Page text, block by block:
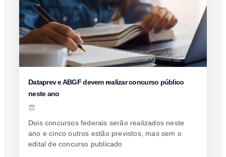
Dataprev e ABGF devem realizar concurso público
neste ano
Dois concursos federais serão realizados neste
ano e cinco outros estão previstos, mas sem o
edital de concurso publicado